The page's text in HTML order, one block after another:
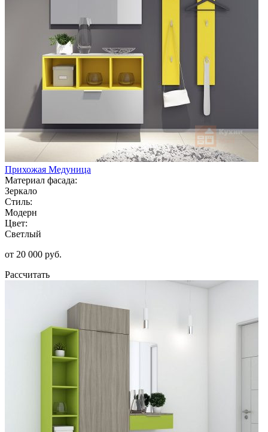
Прихожая Медуница
Материал фасада:
Зеркало
Стиль:
Модерн
Цвет:
Светлый
от 20 000 руб.
Рассчитать